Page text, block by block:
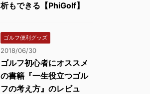
析もできる【PhiGolf】
ゴルフ便利グッズ
2018/06/30
ゴルフ初心者にオススメ
の書籍『一生役立つゴル
フの考え方』のレビュ